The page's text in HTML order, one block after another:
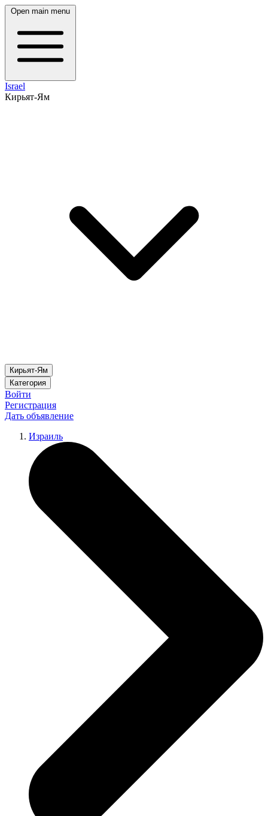
Open main menu
Israel
Кирьят-Ям
Кирьят-Ям
Категория
Войти
Регистрация
Дать объявление
Израиль